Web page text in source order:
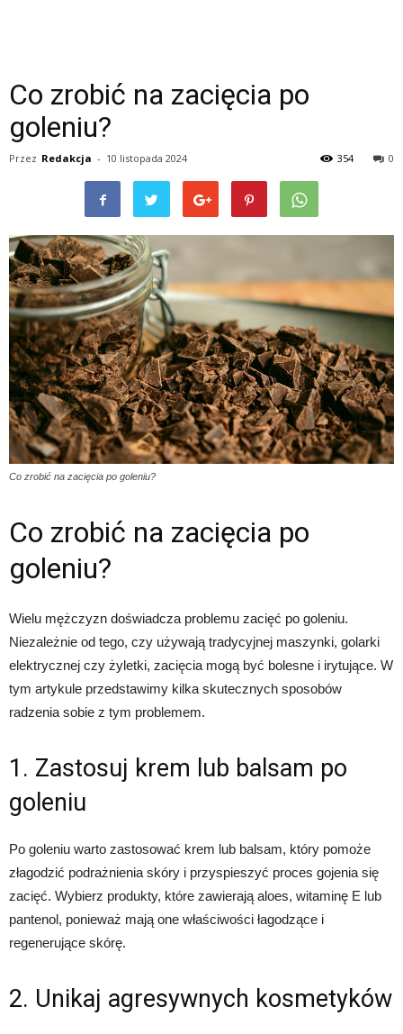
Co zrobić na zacięcia po
goleniu?
Przez Redakcja - 10 listopada 2024 0
354
Co zrobić na zacięcia po goleniu?
Co zrobić na zacięcia po
goleniu?
Wielu mężczyzn doświadcza problemu zacięć po goleniu.
Niezależnie od tego, czy używają tradycyjnej maszynki, golarki
elektrycznej czy żyletki, zacięcia mogą być bolesne i irytujące. W
tym artykule przedstawimy kilka skutecznych sposobów
radzenia sobie z tym problemem.
1. Zastosuj krem lub balsam po
goleniu
Po goleniu warto zastosować krem lub balsam, który pomoże
złagodzić podrażnienia skóry i przyspieszyć proces gojenia się
zacięć. Wybierz produkty, które zawierają aloes, witaminę E lub
pantenol, ponieważ mają one właściwości łagodzące i
regenerujące skórę.
2. Unikaj agresywnych kosmetyków